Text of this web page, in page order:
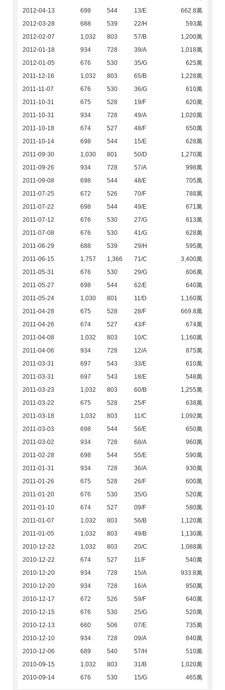
2012-04-13
698 544 13/E
662.8萬
2012-03-28
688 539 22/H
593萬
2012-02-07
1,032 803 57/B
1,200萬
2012-01-18
934 728 39/A
1,018萬
2012-01-05
676 530 35/G
625萬
2011-12-16
1,032 803 65/B
1,228萬
2011-11-07
676 530 36/G
610萬
2011-10-31
675 528 19/F
620萬
2011-10-31
934 728 49/A
1,020萬
2011-10-18
674 527 48/F
650萬
2011-10-14
698 544 15/E
628萬
2011-09-30
1,030 801 50/D
1,270萬
2011-09-26
934 728 57/A
998萬
2011-09-08
698 544 48/E
705萬
2011-07-25
672 526 70/F
788萬
2011-07-22
698 544 49/E
671萬
2011-07-12
676 530 27/G
613萬
2011-07-08
676 530 41/G
628萬
2011-06-29
688 539 29/H
595萬
2011-06-15
1,757 1,366 71/C
3,400萬
2011-05-31
676 530 29/G
606萬
2011-05-27
698 544 62/E
640萬
2011-05-24
1,030 801 11/D
1,160萬
2011-04-28
675 528 28/F
669.8萬
2011-04-26
674 527 43/F
674萬
2011-04-08
1,032 803 10/C
1,160萬
2011-04-06
934 728 12/A
875萬
2011-03-31
697 543 33/E
610萬
2011-03-31
697 543 18/E
548萬
2011-03-23
1,032 803 60/B
1,255萬
2011-03-22
675 528 25/F
638萬
2011-03-18
1,032 803 11/C
1,092萬
2011-03-03
698 544 56/E
650萬
2011-03-02
934 728 68/A
960萬
2011-02-28
698 544 55/E
590萬
2011-01-31
934 728 36/A
930萬
2011-01-26
675 528 26/F
600萬
2011-01-20
676 530 35/G
520萬
2011-01-10
674 527 09/F
580萬
2011-01-07
1,032 803 56/B
1,120萬
2011-01-05
1,032 803 49/B
1,130萬
2010-12-22
1,032 803 20/C
1,088萬
2010-12-22
674 527 11/F
540萬
2010-12-20
934 728 15/A
933.8萬
2010-12-20
934 728 16/A
850萬
2010-12-17
672 526 59/F
640萬
2010-12-15
676 530 25/G
520萬
2010-12-13
660 506 07/E
735萬
2010-12-10
934 728 09/A
840萬
2010-12-06
689 540 57/H
510萬
2010-09-15
1,032 803 31/B
1,020萬
2010-09-14
676 530 15/G 465萬